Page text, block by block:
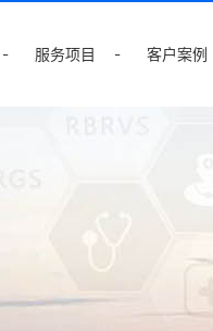
服务项目 客户案例